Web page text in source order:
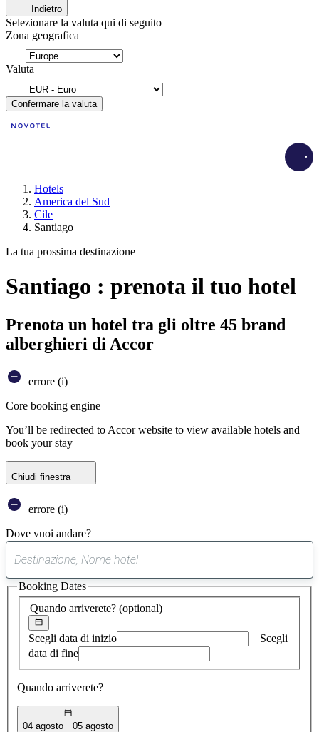
Indietro
Selezionare la valuta qui di seguito
Zona geografica
Valuta
Confermare la valuta
Hotels
America del Sud
Cile
Santiago
La tua prossima destinazione
Santiago : prenota il tuo hotel
Prenota un hotel tra gli oltre 45 brand
alberghieri di Accor
errore (i)
Core booking engine
You’ll be redirected to Accor website to view available hotels and
book your stay
Chiudi finestra
errore (i)
Dove vuoi andare?
suggerimento
trovato
Quando arriverete? (optional)
Scegli data di inizio
Scegli
data di fine
Quando arriverete?
04 agosto 05 agosto
Booking Dates